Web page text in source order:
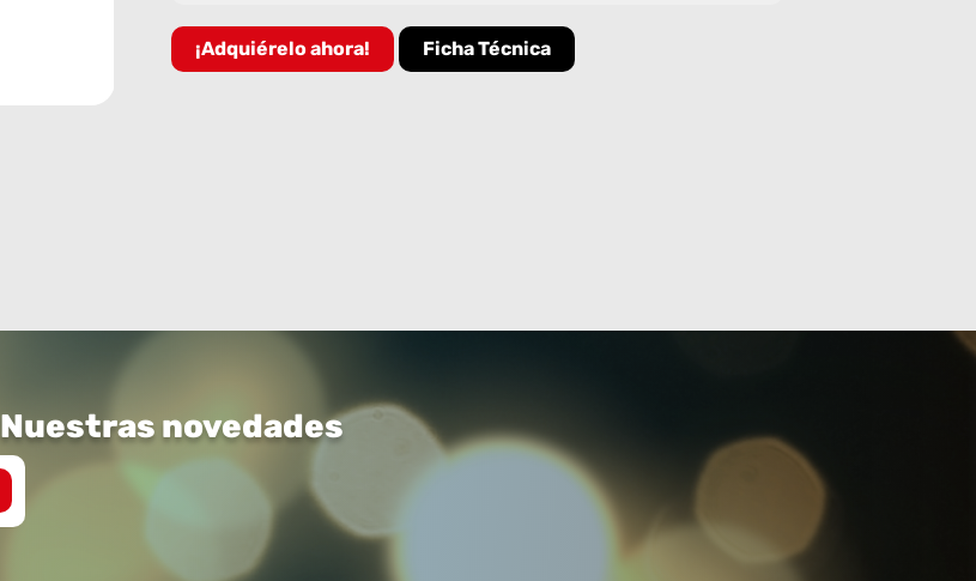
¡Adquiérelo ahora! Ficha Técnica
Nuestras novedades